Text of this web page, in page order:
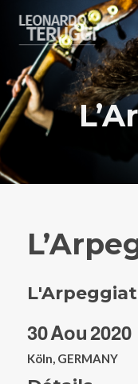
30Aou2020
Köln, GERMANY